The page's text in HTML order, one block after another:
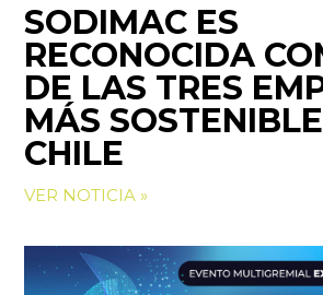
SODIMAC ES
RECONOCIDA
DE LAS TRES
MÁS
CHILE
VER NOTICIA »